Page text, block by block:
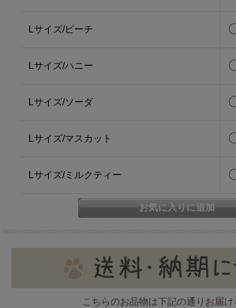
Lサイズ/ピーチ
Lサイズ/ハニー
Lサイズ/ソーダ
Lサイズ/マスカット
Lサイズ/ミルクティー
こちらのお品物は下記の通りお届け